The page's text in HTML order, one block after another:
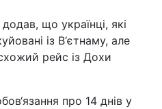
що українці, які
із В‘єтнаму, але
рейс із Дохи
про 14 днів у